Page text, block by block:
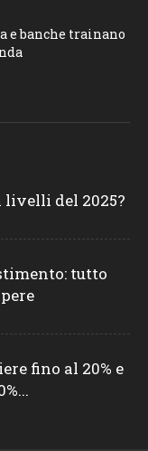
e banche trainano
del 2025?
tutto
fino al 20% e